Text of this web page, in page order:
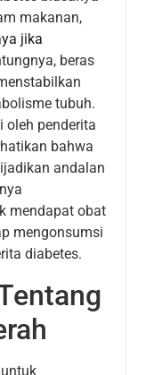
makanan,
jika
beras
tubuh.
oleh penderita
bahwa
andalan
mendapat obat
mengonsumsi
diabetes.